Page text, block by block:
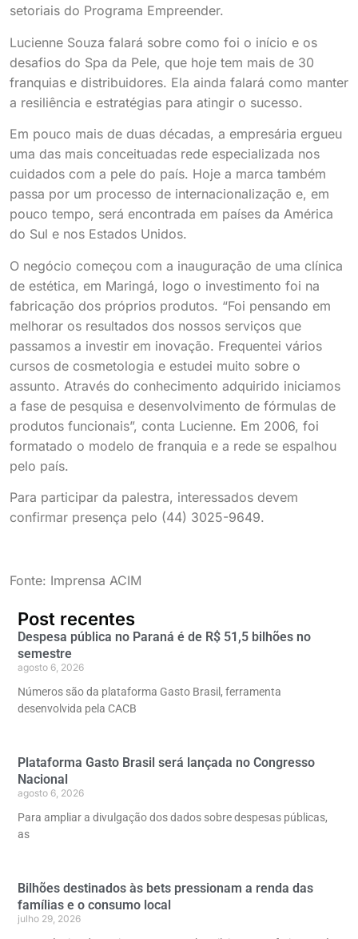
setoriais do Programa Empreender.
Lucienne Souza falará sobre como foi o início e os
desafios do Spa da Pele, que hoje tem mais de 30
franquias e distribuidores. Ela ainda falará como manter
a resiliência e estratégias para atingir o sucesso.
Em pouco mais de duas décadas, a empresária ergueu
uma das mais conceituadas rede especializada nos
cuidados com a pele do país. Hoje a marca também
passa por um processo de internacionalização e, em
pouco tempo, será encontrada em países da América
do Sul e nos Estados Unidos.
O negócio começou com a inauguração de uma clínica
de estética, em Maringá, logo o investimento foi na
fabricação dos próprios produtos. “Foi pensando em
melhorar os resultados dos nossos serviços que
passamos a investir em inovação. Frequentei vários
cursos de cosmetologia e estudei muito sobre o
assunto. Através do conhecimento adquirido iniciamos
a fase de pesquisa e desenvolvimento de fórmulas de
produtos funcionais”, conta Lucienne. Em 2006, foi
formatado o modelo de franquia e a rede se espalhou
pelo país.
Para participar da palestra, interessados devem
confirmar presença pelo (44) 3025-9649.
Fonte: Imprensa ACIM
Post recentes
Despesa pública no Paraná é de R$ 51,5 bilhões no
semestre
agosto 6, 2026
Números são da plataforma Gasto Brasil, ferramenta
desenvolvida pela CACB
Plataforma Gasto Brasil será lançada no Congresso
Nacional
agosto 6, 2026
Para ampliar a divulgação dos dados sobre despesas públicas,
as
Bilhões destinados às bets pressionam a renda das
famílias e o consumo local
julho 29, 2026